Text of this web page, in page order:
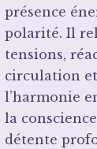
présence
polarité. Il
tensions,
circulation
l’harmonie
la
détente